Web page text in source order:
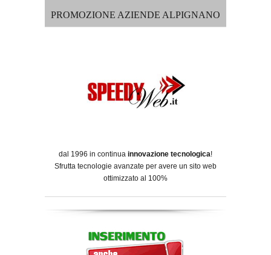
PROMOZIONE AZIENDE ALPIGNANO
dal 1996 in continua innovazione tecnologica!
Sfrutta tecnologie avanzate per avere un sito web
ottimizzato al 100%